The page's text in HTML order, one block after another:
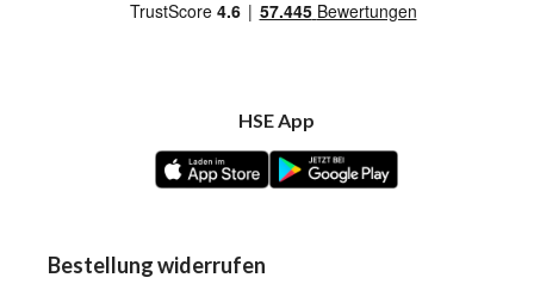
HSE App
Bestellung widerrufen